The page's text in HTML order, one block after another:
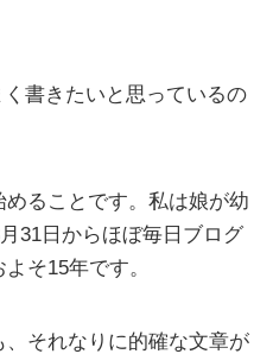
書きたいと思っているの
ることです。私は娘が幼
31日からほぼ毎日ブログ
そ15年です。
それなりに的確な文章が